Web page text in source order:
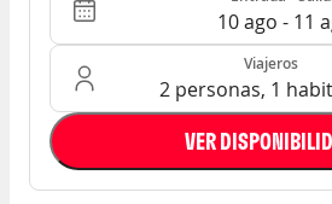
10 ago - 11
Viajeros
2 personas, 1
VER